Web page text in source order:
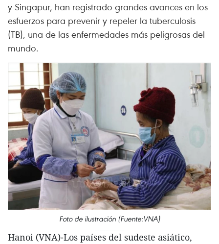
y Singapur, han registrado grandes avances en los
esfuerzos para prevenir y repeler la tuberculosis
(TB), una de las enfermedades más peligrosas del
mundo.
Foto de ilustración (Fuente:VNA)
Hanoi (VNA)-Los países del sudeste asiático,